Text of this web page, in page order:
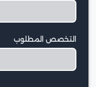
التخصص المطلوب